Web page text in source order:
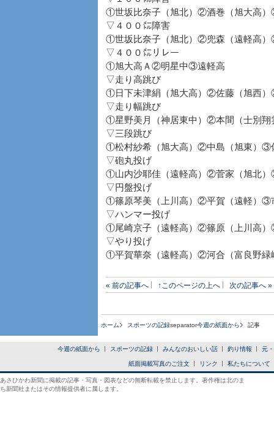
①世坂比奈子（旭北）②酒巻（旭大高
▽４００㍍障害
①世坂比奈子（旭北）②兜森（遠軽高
▽４００㍍リレー
①旭大高Ａ②明星中③遠軽高
▽走り高跳び
①日下未津絹（旭大高）②佐藤（旭西
▽走り幅跳び
①星野美月（神居東中）②本間（士別
▽三段跳び
①松村紗希（旭大高）②中島（旭東）③
▽砲丸投げ
①山内沙耶佳（遠軽高）②菅家（旭北
▽円盤投げ
①篠原琴美（上川高）②平賀（遠軽）③
▽ハンマー投げ
①尾崎京子（遠軽高）②篠原（上川高
▽やり投げ
①平賀華奈（遠軽高）②河合（富良野
« 前の記事へ ↑このページの上へ 次の記事へ »
ホーム スポーツの記録separator今週の紙面から 記事
今週の紙面から スポーツの記録 みんなのおいしい話 釣り情報 元
紙面掲載写真のご注文 リンク 私たちについて
あさひかわ新聞に掲載の記事・写真・図表などの無断転載を禁止します。著作権は北のま
ち新聞社またはその情報提供者に属します。